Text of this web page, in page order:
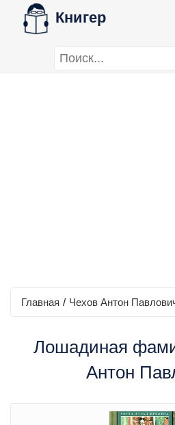
Книгер
Главная / Чехов Антон
Лошадиная
Антон